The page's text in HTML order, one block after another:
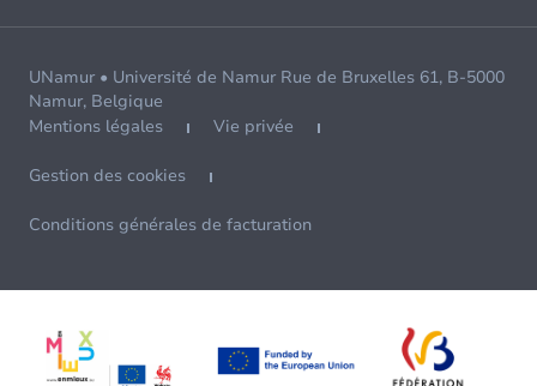
UNamur • Université de Namur Rue de Bruxelles 61, B-5000
Namur, Belgique
Mentions légales
Vie privée
Gestion des cookies
Conditions générales de facturation